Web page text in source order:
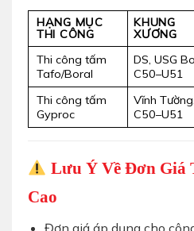
HẠNG MỤC
THI CÔNG
KHUNG
XƯƠNG
Thi công tấm
Tafo/Boral
DS, USG
C50–U51
Thi công tấm
Gyproc
Vĩnh Tường,
C50–U51
Lưu Ý Về Đơn Giá
Cao
Đơn giá áp dụng cho